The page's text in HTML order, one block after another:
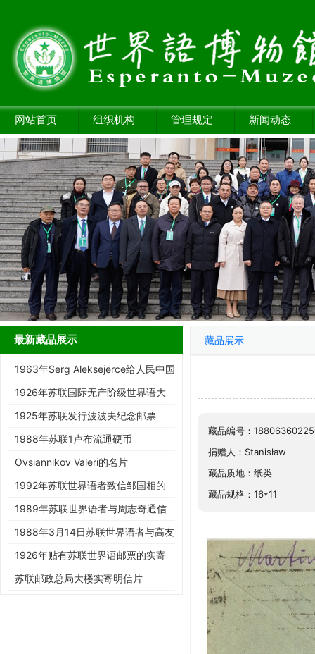
网站首页 组织机构 管理规定 新闻动态
最新藏品展示
1963年Serg Aleksejerce给人民中国
报道寄资料的信封
1926年苏联国际无产阶级世界语大
会邮票
1925年苏联发行波波夫纪念邮票
1988年苏联1卢布流通硬币
Ovsiannikov Valeri的名片
1992年苏联世界语者致信邹国相的
信封
1989年苏联世界语者与周志奇通信
的信封
1988年3月14日苏联世界语者与高友
铭通信的信封
1926年贴有苏联世界语邮票的实寄
封
苏联邮政总局大楼实寄明信片
藏品展示
藏品编号：
捐赠人：Stanisław
藏品质地：纸类
藏品规格：16*11